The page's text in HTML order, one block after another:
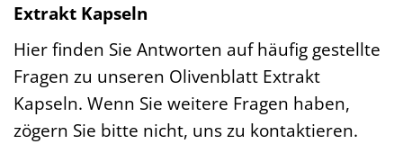
Extrakt Kapseln
Hier finden Sie Antworten auf häufig gestellte
Fragen zu unseren Olivenblatt Extrakt
Kapseln. Wenn Sie weitere Fragen haben,
zögern Sie bitte nicht, uns zu kontaktieren.